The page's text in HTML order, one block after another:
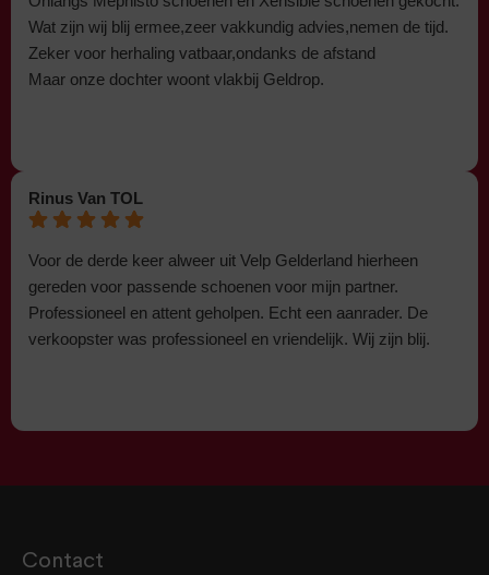
Wat zijn wij blij ermee,zeer vakkundig advies,nemen de tijd.
Zeker voor herhaling vatbaar,ondanks de afstand
Maar onze dochter woont vlakbij Geldrop.
Rinus Van TOL
Voor de derde keer alweer uit Velp Gelderland hierheen
gereden voor passende schoenen voor mijn partner.
Professioneel en attent geholpen. Echt een aanrader. De
verkoopster was professioneel en vriendelijk. Wij zijn blij.
Contact